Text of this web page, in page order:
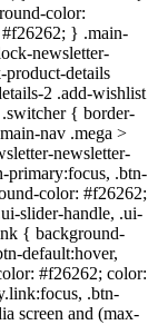
color:
f26262; } .main-
newsletter-
product-details
2 .add-wishlist
{ border-
nav .mega >
newsletter-
primary:focus, .btn-
color: #f26262;
slider-handle, .ui-
{ background-
default:hover,
#f26262; color:
.btn-
screen and (max-